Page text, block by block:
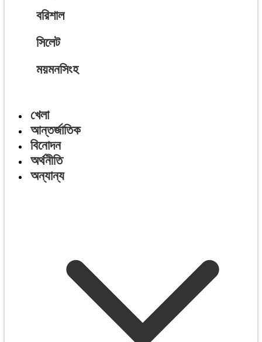
বরিশাল
সিলেট
ময়মনসিংহ
খেলা
আন্তর্জাতিক
বিনোদন
অর্থনীতি
অন্যান্য